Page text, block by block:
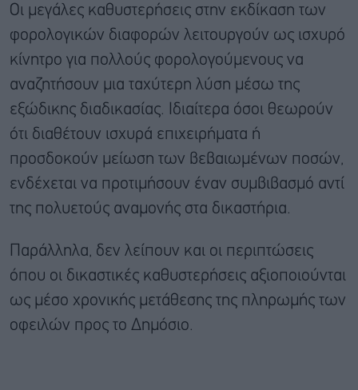
Οι μεγάλες καθυστερήσεις στην εκδίκαση των
φορολογικών διαφορών λειτουργούν ως ισχυρό
κίνητρο για πολλούς φορολογούμενους να
αναζητήσουν μια ταχύτερη λύση μέσω της
εξώδικης διαδικασίας. Ιδιαίτερα όσοι θεωρούν
ότι διαθέτουν ισχυρά επιχειρήματα ή
προσδοκούν μείωση των βεβαιωμένων ποσών,
ενδέχεται να προτιμήσουν έναν συμβιβασμό αντί
της πολυετούς αναμονής στα δικαστήρια.
Παράλληλα, δεν λείπουν και οι περιπτώσεις
όπου οι δικαστικές καθυστερήσεις αξιοποιούνται
ως μέσο χρονικής μετάθεσης της πληρωμής των
οφειλών προς το Δημόσιο.